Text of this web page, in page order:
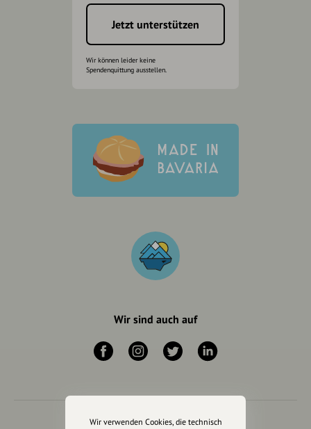
Jetzt unterstützen
Wir können leider keine
Spendenquittung ausstellen.
Wir sind auch auf
Wir verwenden Cookies, die technisch